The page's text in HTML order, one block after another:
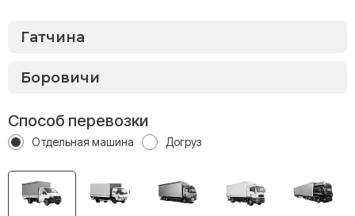
Способ перевозки
Отдельная машина Догруз